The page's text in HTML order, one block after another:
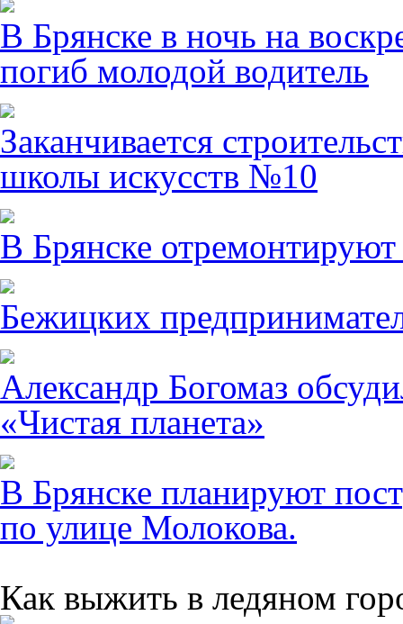
В Брянске в ночь на
погиб молодой водитель
Заканчивается
школы искусств №10
В Брянске
Бежицких
Александр Богомаз
«Чистая планета»
В Брянске планируют
по улице Молокова.
Как выжить в ледяном